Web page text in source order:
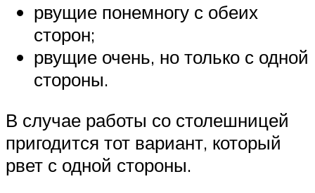
рвущие понемногу с обеих
сторон;
рвущие очень, но только с одной
стороны.
В случае работы со столешницей
пригодится тот вариант, который
рвет с одной стороны.